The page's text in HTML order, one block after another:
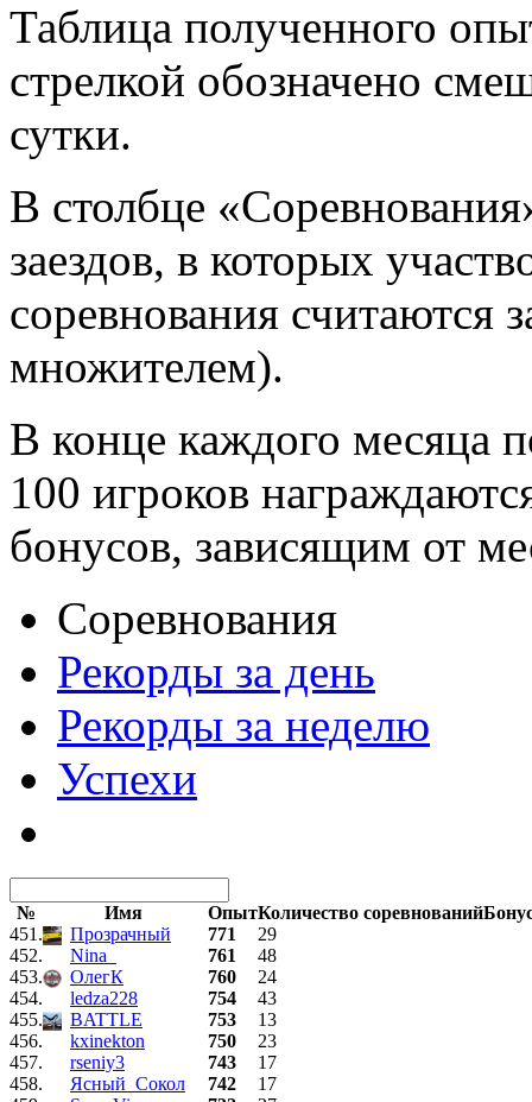
Таблица полученного
стрелкой обозначено
сутки.
В столбце
заездов, в которых
соревнования считаются
множителем).
В конце каждого месяца
100 игроков
бонусов, зависящим от
Соревнования
Рекорды за день
Рекорды за неделю
Успехи
№ Имя ОпытКоличество соревнований
451.
Прозрачный 771
29
452.
Nina_ 761
48
453.
ОлегК 760
24
454.
ledza228 754
43
455.
BATTLE 753
13
456.
kxinekton 750
23
457.
rseniy3 743
17
458.
Ясный_Сокол 742
17